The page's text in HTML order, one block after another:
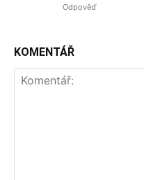
Odpověď
KOMENTÁŘ